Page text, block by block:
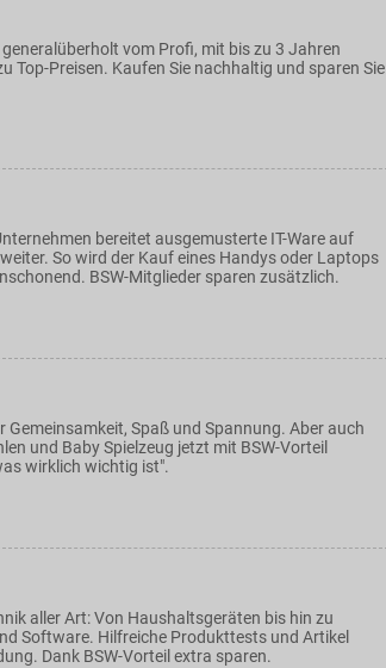
vom Profi, mit bis zu 3 Jahren
Top-Preisen. Kaufen Sie nachhaltig und sparen Sie
bereitet ausgemusterte IT-Ware auf
So wird der Kauf eines Handys oder Laptops
BSW-Mitglieder sparen zusätzlich.
Gemeinsamkeit, Spaß und Spannung. Aber auch
und Baby Spielzeug jetzt mit BSW-Vorteil
wirklich wichtig ist".
aller Art: Von Haushaltsgeräten bis hin zu
Software. Hilfreiche Produkttests und Artikel
Dank BSW-Vorteil extra sparen.